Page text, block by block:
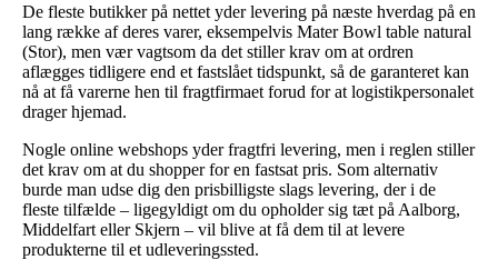
De fleste butikker på nettet yder levering på næste hverdag på en
lang række af deres varer, eksempelvis Mater Bowl table natural
(Stor), men vær vagtsom da det stiller krav om at ordren
aflægges tidligere end et fastslået tidspunkt, så de garanteret kan
nå at få varerne hen til fragtfirmaet forud for at logistikpersonalet
drager hjemad.
Nogle online webshops yder fragtfri levering, men i reglen stiller
det krav om at du shopper for en fastsat pris. Som alternativ
burde man udse dig den prisbilligste slags levering, der i de
fleste tilfælde – ligegyldigt om du opholder sig tæt på Aalborg,
Middelfart eller Skjern – vil blive at få dem til at levere
produkterne til et udleveringssted.